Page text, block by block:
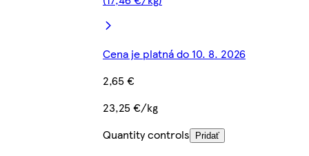
Cena je platná do 10. 8. 2026
2,65 €
23,25 €/kg
Quantity controls
Pridať